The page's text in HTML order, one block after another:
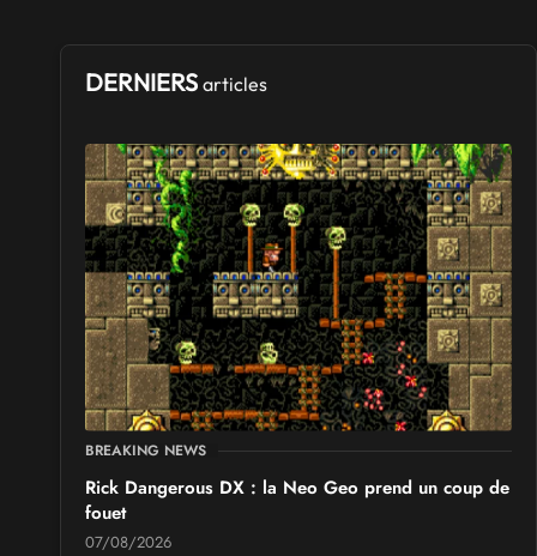
DERNIERS articles
BREAKING NEWS
Rick Dangerous DX : la Neo Geo prend un coup de
fouet
07/08/2026